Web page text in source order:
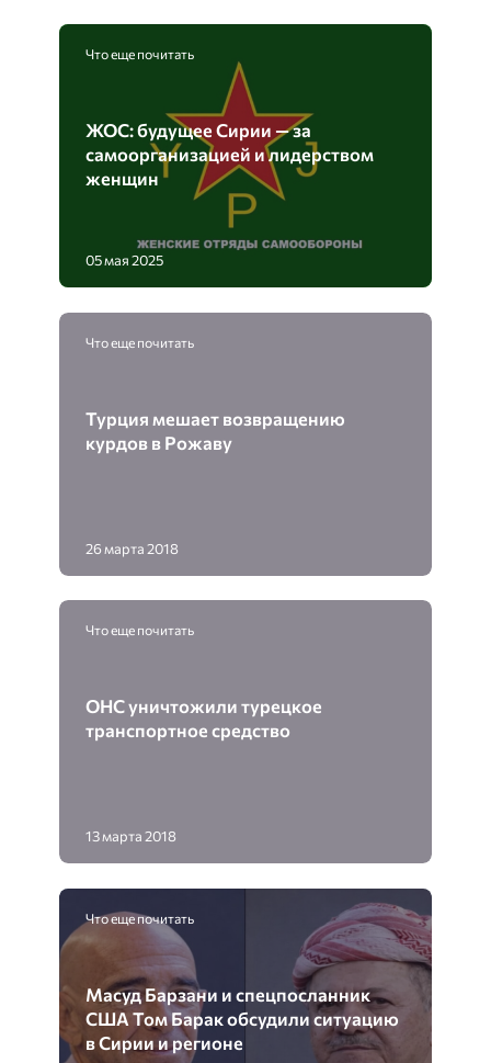
Что еще почитать
ЖОС: будущее Сирии — за
самоорганизацией и лидерством
женщин
05 мая 2025
Что еще почитать
Турция мешает возвращению
курдов в Рожаву
26 марта 2018
Что еще почитать
ОНС уничтожили турецкое
транспортное средство
13 марта 2018
Что еще почитать
Масуд Барзани и спецпосланник
США Том Барак обсудили ситуацию
в Сирии и регионе